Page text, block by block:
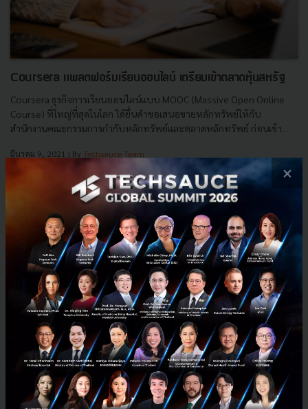
Coursera แพลตฟอร์มเรียนออนไลน์ เตรียมเข้าตลาดหุ้นสหรัฐ​
Coursera ธุรกิจการเรียนออนไลน์แบบ MOOC (Massive Open Online
Course) ที่ใหญ่ที่สุดในโลก ได้ยื่นคำขอเสนอขายหลักทรัพย์ให้กับ
สำนักงานคณะกรรมการกำกับหลักทรัพย์และตลาดหลักทรัพย์ ก่อนเข้า...
มีนาคม 9, 2021 | By Techsauce Team
coursera online-learning
×